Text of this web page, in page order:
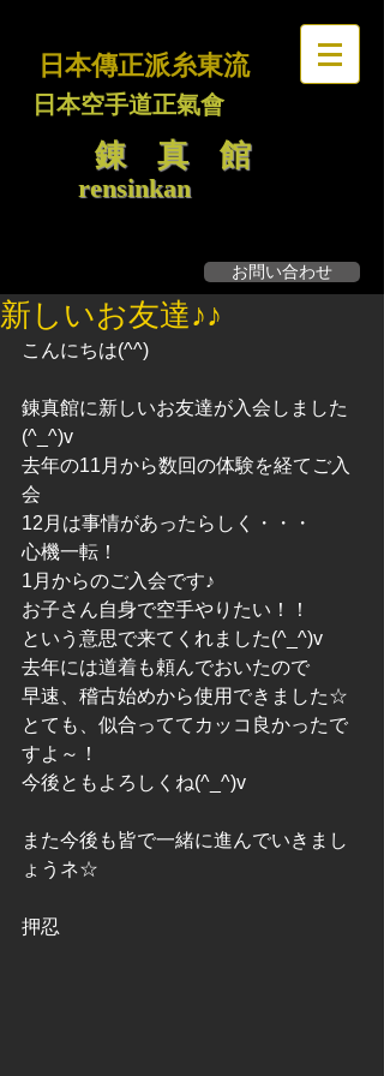
日本傳正派糸東流
日本空手道正氣會
錬 真 館
rensinkan
お問い合わせ
新しいお友達♪♪
こんにちは(^^)
錬真館に新しいお友達が入会しました
(^_^)v
去年の11月から数回の体験を経てご入
会
12月は事情があったらしく・・・
心機一転！
1月からのご入会です♪
お子さん自身で空手やりたい！！
という意思で来てくれました(^_^)v
去年には道着も頼んでおいたので
早速、稽古始めから使用できました☆
とても、似合っててカッコ良かったで
すよ～！
今後ともよろしくね(^_^)v
また今後も皆で一緒に進んでいきまし
ょうネ☆
押忍